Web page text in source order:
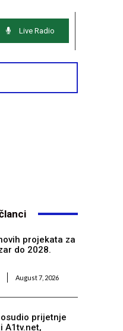
Live Radio
projekata za
do 2028.
August 7, 2026
osudio prijetnje
A1tv.net,